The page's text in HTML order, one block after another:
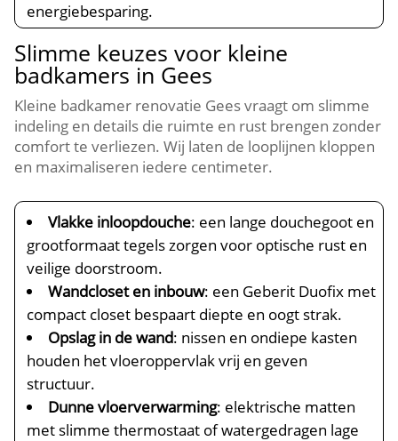
energiebesparing.
Slimme keuzes voor kleine
badkamers in Gees
Kleine badkamer renovatie Gees vraagt om slimme
indeling en details die ruimte en rust brengen zonder
comfort te verliezen. Wij laten de looplijnen kloppen
en maximaliseren iedere centimeter.
Vlakke inloopdouche: een lange douchegoot en
grootformaat tegels zorgen voor optische rust en
veilige doorstroom.
Wandcloset en inbouw: een Geberit Duofix met
compact closet bespaart diepte en oogt strak.
Opslag in de wand: nissen en ondiepe kasten
houden het vloeroppervlak vrij en geven
structuur.
Dunne vloerverwarming: elektrische matten
met slimme thermostaat of watergedragen lage